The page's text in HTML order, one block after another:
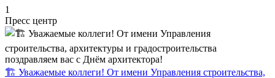
1
Пресс центр
🏗️ Уважаемые коллеги! От имени Управления строительства,